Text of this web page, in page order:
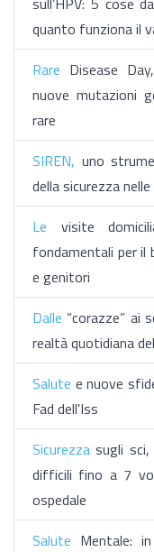
quanto funziona il
Rare Disease
nuove mutazioni
rare
SIREN, uno
della sicurezza
Le visite
fondamentali per il
e genitori
Dalle “corazze” ai
realtà quotidiana
Salute e nuove
Fad dell'Iss
Sicurezza sugli sci,
difficili fino a 7
ospedale
Salute Mentale: